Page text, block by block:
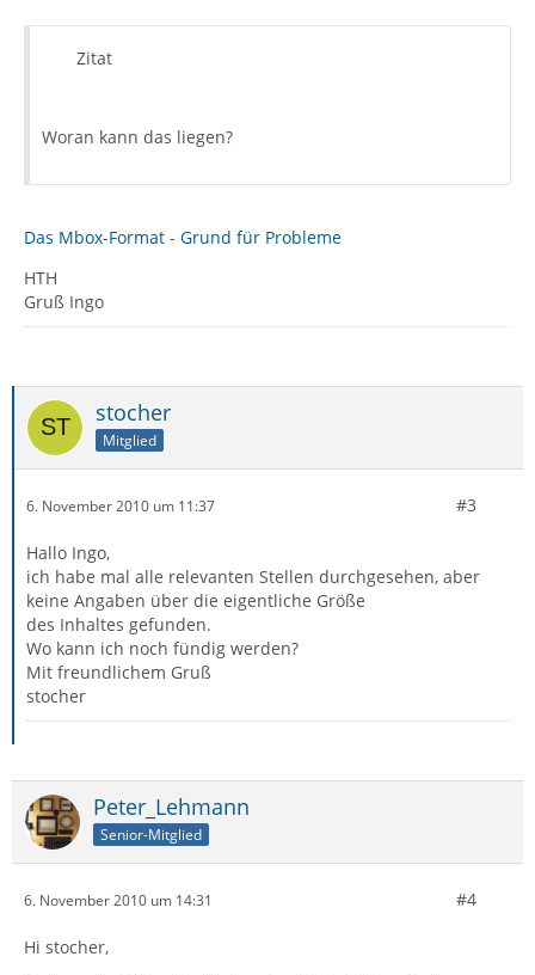
Zitat
Woran kann das liegen?
Das Mbox-Format - Grund für Probleme
HTH
Gruß Ingo
stocher
Mitglied
6. November 2010 um 11:37 #3
Hallo Ingo,
ich habe mal alle relevanten Stellen durchgesehen, aber
keine Angaben über die eigentliche Größe
des Inhaltes gefunden.
Wo kann ich noch fündig werden?
Mit freundlichem Gruß
stocher
Peter_Lehmann
Senior-Mitglied
6. November 2010 um 14:31 #4
Hi stocher,